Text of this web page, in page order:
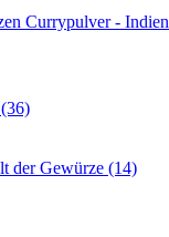
Currypulver -
(36)
der Gewürze (14)